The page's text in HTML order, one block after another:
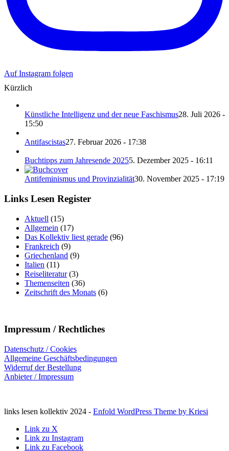
Auf Instagram folgen
Kürzlich
Künstliche Intelligenz und der neue Faschismus28. Juli 2026 -
15:50
Antifascistas27. Februar 2026 - 17:38
Buchtipps zum Jahresende 20255. Dezember 2025 - 16:11
Antifeminismus und Provinzialität30. November 2025 - 17:19
Links Lesen Register
Aktuell (15)
Allgemein (17)
Das Kollektiv liest gerade (96)
Frankreich (9)
Griechenland (9)
Italien (11)
Reiseliteratur(3)
Themenseiten (36)
Zeitschrift des Monats (6)
Impressum / Rechtliches
Datenschutz / Cookies
Allgemeine Geschäftsbedingungen
Widerruf der Bestellung
Anbieter / Impressum
links lesen kollektiv 2024 - Enfold WordPress Theme by Kriesi
Link zu X
Link zu Instagram
Link zu Facebook